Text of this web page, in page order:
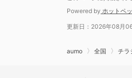
Powered by ホットペ
更新日：2026年08月
aumo 全国 チラ